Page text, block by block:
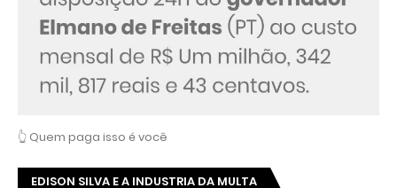
👆 Quem paga isso é você
EDISON SILVA E A INDUSTRIA DA MULTA